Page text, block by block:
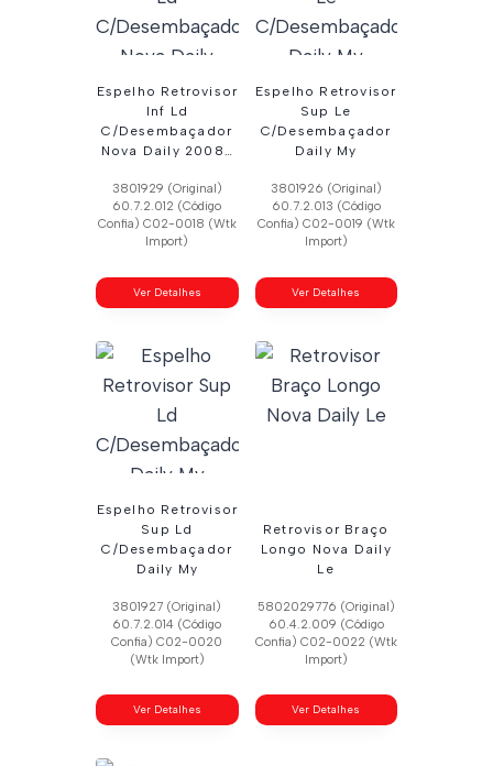
Espelho Retrovisor
Inf Ld
C/Desembaçador
Nova Daily 2008…
3801929 (Original)
60.7.2.012 (Código
Confia) C02-0018 (Wtk
Import)
Ver Detalhes
Espelho Retrovisor
Sup Le
C/Desembaçador
Daily My
3801926 (Original)
60.7.2.013 (Código
Confia) C02-0019 (Wtk
Import)
Ver Detalhes
Espelho Retrovisor
Sup Ld
C/Desembaçador
Daily My
3801927 (Original)
60.7.2.014 (Código
Confia) C02-0020
(Wtk Import)
Ver Detalhes
Retrovisor Braço
Longo Nova Daily
Le
5802029776 (Original)
60.4.2.009 (Código
Confia) C02-0022 (Wtk
Import)
Ver Detalhes